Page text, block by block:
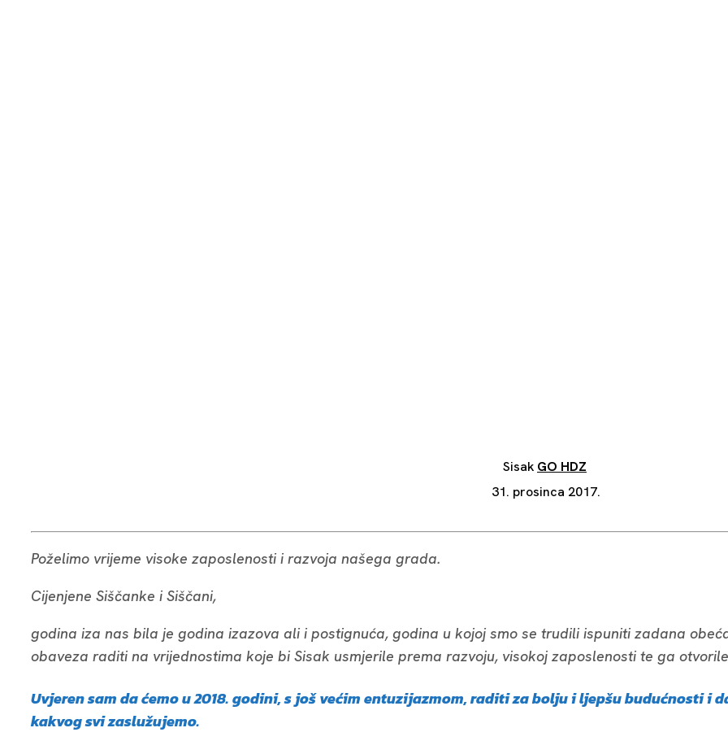
Sisak GO HDZ
31. prosinca 2017.
Poželimo vrijeme visoke zaposlenosti i razvoja našega grada.
Cijenjene Siščanke i Siščani,
godina iza nas bila je godina izazova ali i postignuća, godina u kojoj smo se trudili ispuniti zadana
obaveza raditi na vrijednostima koje bi Sisak usmjerile prema razvoju, visokoj zaposlenosti te ga
Uvjeren sam da ćemo u 2018. godini, s još većim entuzijazmom, raditi za bolju i ljepšu budućnosti i
kakvog svi zaslužujemo.